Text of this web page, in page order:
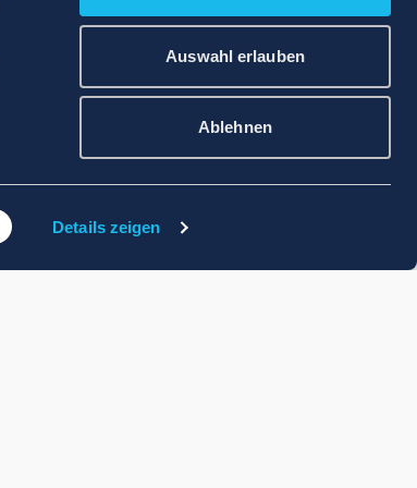
Details zeigen
Auswahl erlauben
Ablehnen